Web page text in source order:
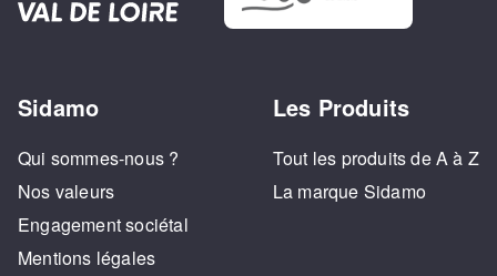
Sidamo
Qui sommes-nous ?
Nos valeurs
Engagement sociétal
Mentions légales
Les Produits
Tout les produits de A à Z
La marque Sidamo